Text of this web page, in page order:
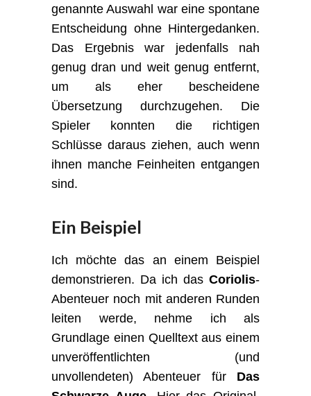
genannte Auswahl war eine spontane
Entscheidung ohne Hintergedanken.
Das Ergebnis war jedenfalls nah
genug dran und weit genug entfernt,
um als eher bescheidene
Übersetzung durchzugehen. Die
Spieler konnten die richtigen
Schlüsse daraus ziehen, auch wenn
ihnen manche Feinheiten entgangen
sind.
Ein Beispiel
Ich möchte das an einem Beispiel
demonstrieren. Da ich das Coriolis-
Abenteuer noch mit anderen Runden
leiten werde, nehme ich als
Grundlage einen Quelltext aus einem
unveröffentlichten (und
unvollendeten) Abenteuer für Das